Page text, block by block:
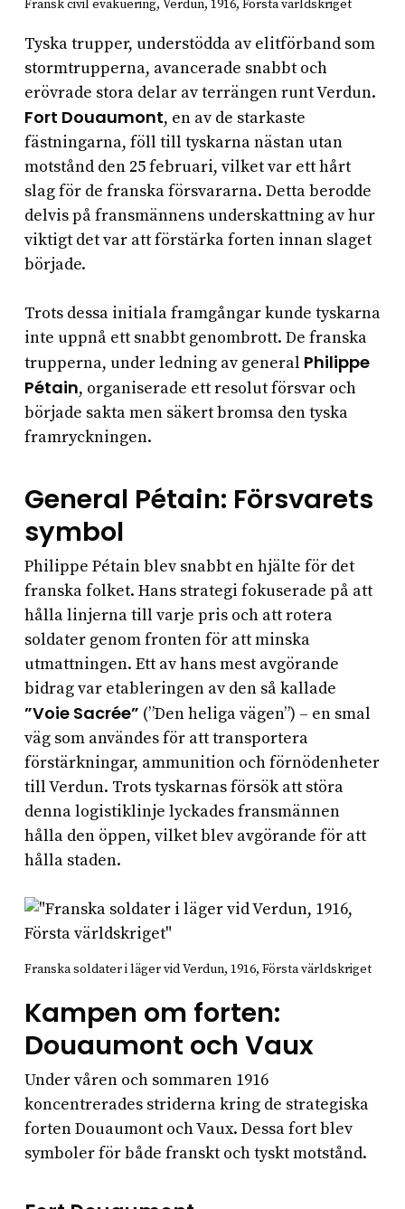
Fransk civil evakuering, Verdun, 1916, Första världskriget
Tyska trupper, understödda av elitförband som
stormtrupperna, avancerade snabbt och
erövrade stora delar av terrängen runt Verdun.
Fort Douaumont, en av de starkaste
fästningarna, föll till tyskarna nästan utan
motstånd den 25 februari, vilket var ett hårt
slag för de franska försvararna. Detta berodde
delvis på fransmännens underskattning av hur
viktigt det var att förstärka forten innan slaget
började.
Trots dessa initiala framgångar kunde tyskarna
inte uppnå ett snabbt genombrott. De franska
trupperna, under ledning av general Philippe
Pétain, organiserade ett resolut försvar och
började sakta men säkert bromsa den tyska
framryckningen.
General Pétain: Försvarets
symbol
Philippe Pétain blev snabbt en hjälte för det
franska folket. Hans strategi fokuserade på att
hålla linjerna till varje pris och att rotera
soldater genom fronten för att minska
utmattningen. Ett av hans mest avgörande
bidrag var etableringen av den så kallade
”Voie Sacrée” (”Den heliga vägen”) – en smal
väg som användes för att transportera
förstärkningar, ammunition och förnödenheter
till Verdun. Trots tyskarnas försök att störa
denna logistiklinje lyckades fransmännen
hålla den öppen, vilket blev avgörande för att
hålla staden.
Franska soldater i läger vid Verdun, 1916, Första världskriget
Kampen om forten:
Douaumont och Vaux
Under våren och sommaren 1916
koncentrerades striderna kring de strategiska
forten Douaumont och Vaux. Dessa fort blev
symboler för både franskt och tyskt motstånd.